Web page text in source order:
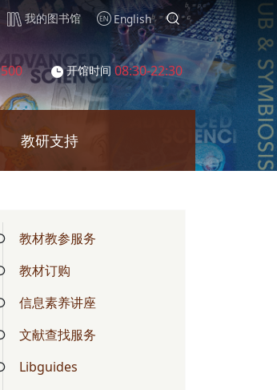
我的图书馆 English
500 开馆时间 08:30-22:30
教研支持
教材教参服务
教材订购
信息素养讲座
文献查找服务
Libguides